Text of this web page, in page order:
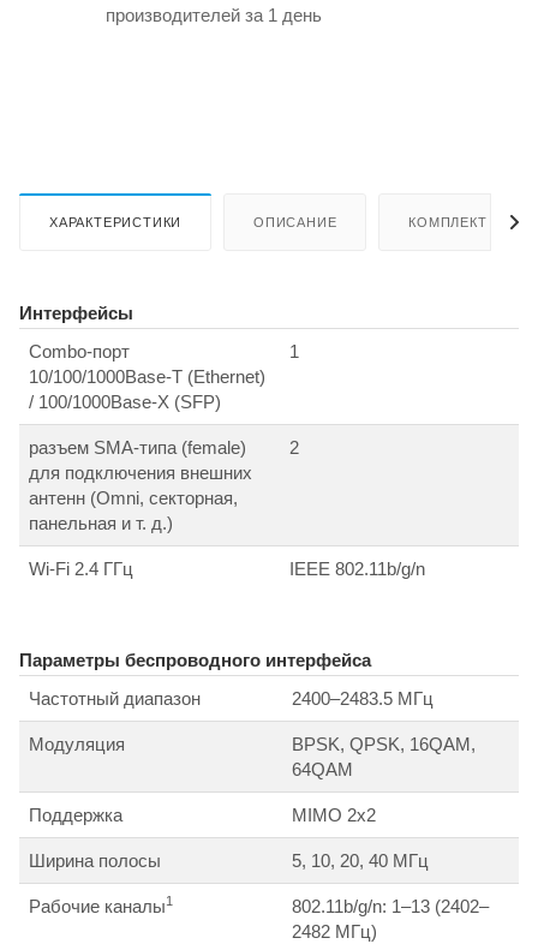
производителей за 1 день
ХАРАКТЕРИСТИКИ ОПИСАНИЕ КОМПЛЕКТ
Интерфейсы
Combo-порт
10/100/1000Base-T (Ethernet)
/ 100/1000Base-X (SFP)
1
разъем SMA-типа (female)
для подключения внешних
антенн (Omni, секторная,
панельная и т. д.)
2
Wi-Fi 2.4 ГГц IEEE 802.11b/g/n
Параметры беспроводного интерфейса
Частотный диапазон
2400–2483.5 МГц
Модуляция
BPSK, QPSK, 16QAM,
64QAM
Поддержка MIMO 2х2
Ширина полосы 5, 10, 20, 40 МГц
Рабочие каналы1
802.11b/g/n: 1–13 (2402–
2482 МГц)